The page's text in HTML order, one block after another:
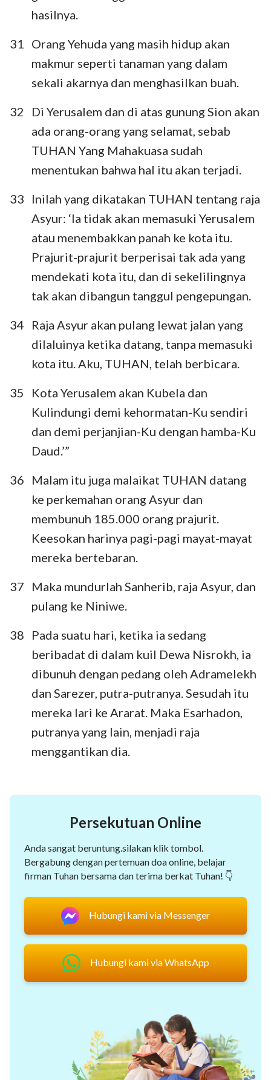
hasilnya.
31
Orang Yehuda yang masih hidup akan
makmur seperti tanaman yang dalam
sekali akarnya dan menghasilkan buah.
32
Di Yerusalem dan di atas gunung Sion akan
ada orang-orang yang selamat, sebab
TUHAN Yang Mahakuasa sudah
menentukan bahwa hal itu akan terjadi.
33
Inilah yang dikatakan TUHAN tentang raja
Asyur: ‘Ia tidak akan memasuki Yerusalem
atau menembakkan panah ke kota itu.
Prajurit-prajurit berperisai tak ada yang
mendekati kota itu, dan di sekelilingnya
tak akan dibangun tanggul pengepungan.
34
Raja Asyur akan pulang lewat jalan yang
dilaluinya ketika datang, tanpa memasuki
kota itu. Aku, TUHAN, telah berbicara.
35
Kota Yerusalem akan Kubela dan
Kulindungi demi kehormatan-Ku sendiri
dan demi perjanjian-Ku dengan hamba-Ku
Daud.’”
36
Malam itu juga malaikat TUHAN datang
ke perkemahan orang Asyur dan
membunuh 185.000 orang prajurit.
Keesokan harinya pagi-pagi mayat-mayat
mereka bertebaran.
37
Maka mundurlah Sanherib, raja Asyur, dan
pulang ke Niniwe.
38
Pada suatu hari, ketika ia sedang
beribadat di dalam kuil Dewa Nisrokh, ia
dibunuh dengan pedang oleh Adramelekh
dan Sarezer, putra-putranya. Sesudah itu
mereka lari ke Ararat. Maka Esarhadon,
putranya yang lain, menjadi raja
menggantikan dia.
Persekutuan Online
Anda sangat beruntung.silakan klik tombol.
Bergabung dengan pertemuan doa online, belajar
firman Tuhan bersama dan terima berkat Tuhan! 👇
Hubungi kami via Messenger
Hubungi kami via WhatsApp